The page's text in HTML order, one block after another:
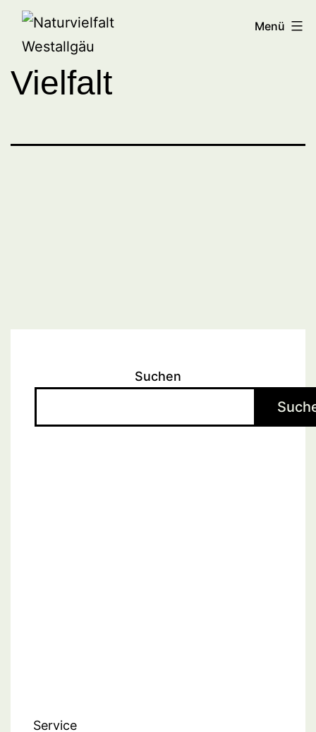
Zum
Naturvielfalt
Westallgäu
Menü
Vielfalt
Suchen
Service